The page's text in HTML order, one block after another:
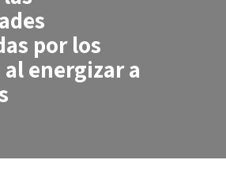
por los
energizar a